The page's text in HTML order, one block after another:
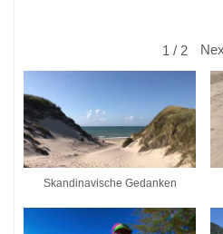
1 / 2
Skandinavische Gedanken